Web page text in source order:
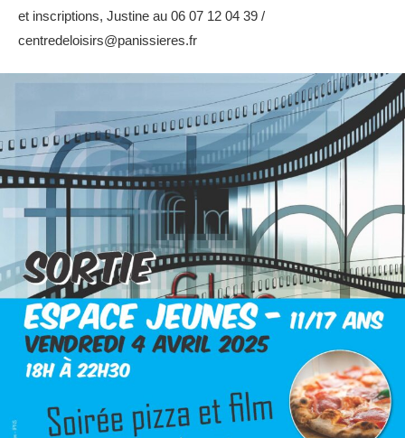
et inscriptions, Justine au 06 07 12 04 39 /
centredeloisirs@panissieres.fr